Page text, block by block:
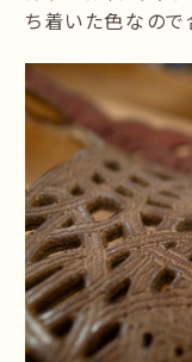
ち着いた色なので